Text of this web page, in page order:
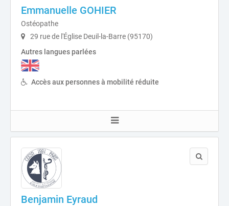
Emmanuelle GOHIER
Ostéopathe
29 rue de l'Église Deuil-la-Barre (95170)
Autres langues parlées
Accès aux personnes à mobilité réduite
Benjamin Eyraud